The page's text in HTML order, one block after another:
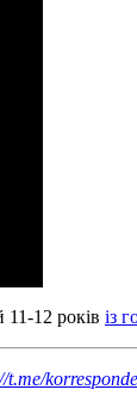
11-12 років із
t.me/